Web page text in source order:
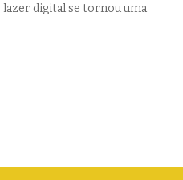
digital se tornou uma